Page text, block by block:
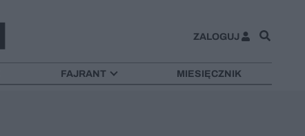
ZALOGUJ
FAJRANT MIESIĘCZNIK